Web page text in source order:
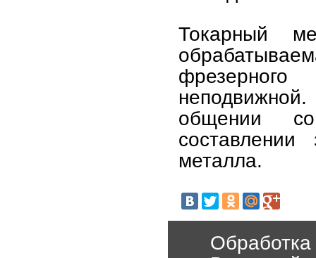
Токарный
фрезерного
общении
металла.